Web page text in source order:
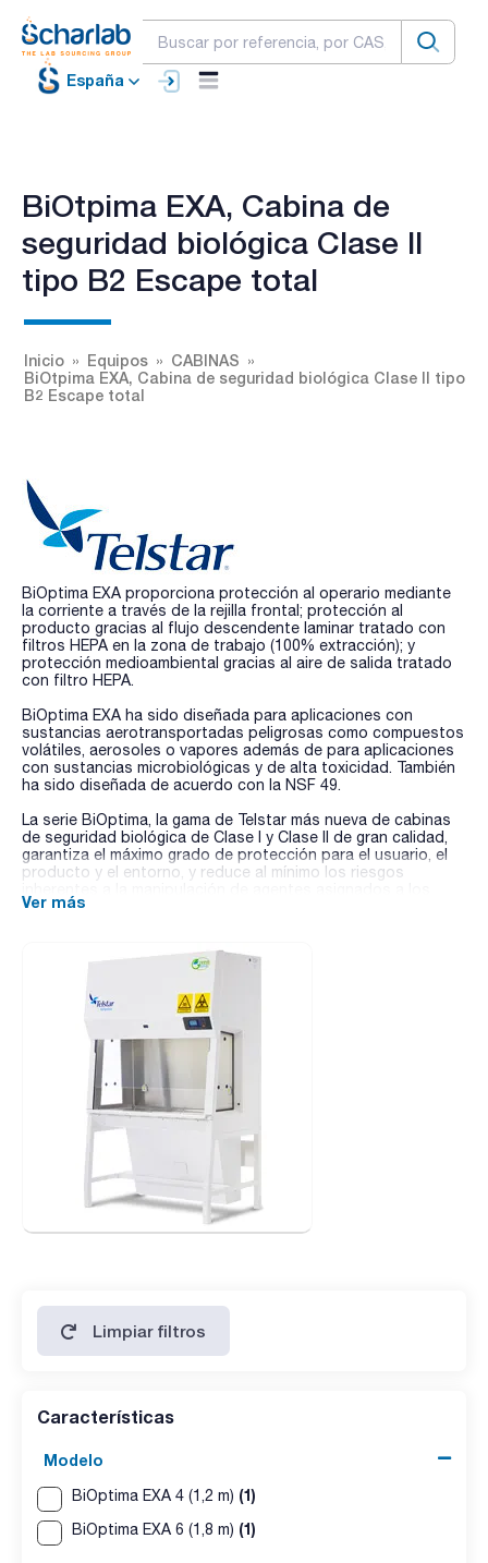
España
BiOtpima EXA, Cabina de
seguridad biológica Clase II
tipo B2 Escape total
Inicio Equipos
CABINAS
BiOtpima EXA, Cabina de seguridad biológica Clase II tipo
B2 Escape total
BiOptima EXA proporciona protección al operario mediante
la corriente a través de la rejilla frontal; protección al
producto gracias al flujo descendente laminar tratado con
filtros HEPA en la zona de trabajo (100% extracción); y
protección medioambiental gracias al aire de salida tratado
con filtro HEPA.
BiOptima EXA ha sido diseñada para aplicaciones con
sustancias aerotransportadas peligrosas como compuestos
volátiles, aerosoles o vapores además de para aplicaciones
con sustancias microbiológicas y de alta toxicidad. También
ha sido diseñada de acuerdo con la NSF 49.
La serie BiOptima, la gama de Telstar más nueva de cabinas
de seguridad biológica de Clase I y Clase II de gran calidad,
garantiza el máximo grado de protección para el usuario, el
producto y el entorno, y reduce al mínimo los riesgos
niveles de bioseguridad 1,2 y 3.
- Bajo nivel de ruido
- Alto rendimiento
- Diseño ergonómico
- Fácil de usar
- Fácil de limpiar
- Fácil de descontaminar
- Bajo mantenimiento
- Instalación sencilla
- Cumplimiento de los más altos estándares
- Control de seguridad por microprocesador
- Cumplimiento de las GMP y PIC
Ver más
Limpiar filtros
Características
Modelo
BiOptima EXA 4 (1,2 m) (1)
BiOptima EXA 6 (1,8 m) (1)